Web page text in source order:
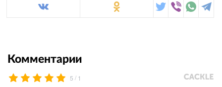
Комментарии
5 / 1